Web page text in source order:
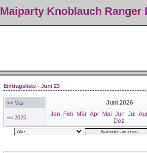
Maiparty Knoblauch Ranger
Eintragsliste - Juni 23
<< Mai Juni 2026
<< 2025 Jan Feb Mär Apr Mai Jun Jul
Dez